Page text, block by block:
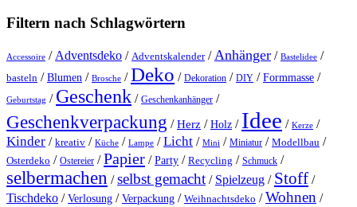
Filtern nach Schlagwörtern
Accessoire / Adventsdeko / Adventskalender/Anhänger / Bastelidee /
basteln /Blumen / Brosche /Deko / Dekoration / DIY /Formmasse /
Geburtstag / Geschenk / Geschenkanhänger /
Geschenkverpackung /Herz /Holz / Idee / Kerze /
Kinder / kreativ / Küche / Lampe /Licht / Mini / Miniatur / Modellbau /
Osterdeko / Ostereier /Papier /Party / Recycling / Schmuck /
selbermachen /selbst gemacht / Spielzeug / Stoff /
Tischdeko /Verlosung /Verpackung / Weihnachtsdeko /Wohnen /